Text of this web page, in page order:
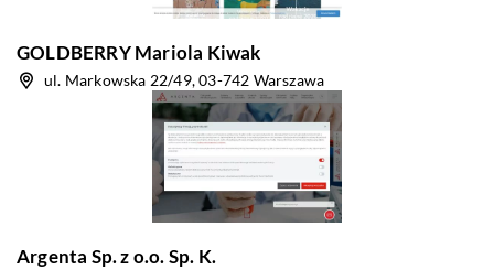
GOLDBERRY Mariola Kiwak
ul. Markowska 22/49, 03-742 Warszawa
Argenta Sp. z o.o. Sp. K.